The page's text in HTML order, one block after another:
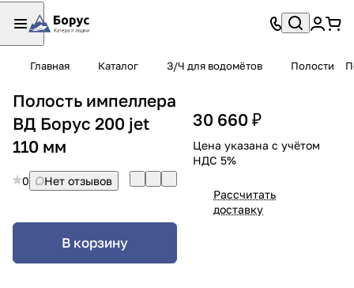
Главная Каталог З/Ч для водомётов Полости
Полость импеллера
ВД Борус 200 jet
110 мм
0 Нет отзывов
В корзину
30 660 ₽
Цена указана с учётом
НДС 5%
Рассчитать
доставку